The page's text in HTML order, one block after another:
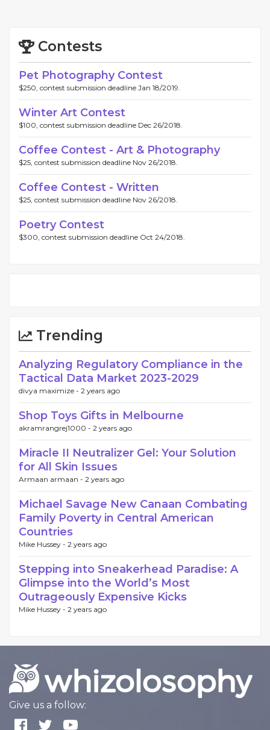
Contests
Pet Photography Contest
$250, contest submission deadline Jan 18/2019.
Winter Art Contest
$100, contest submission deadline Dec 26/2018.
Coffee Contest - Art & Photography
$25, contest submission deadline Nov 26/2018.
Coffee Contest - Written
$25, contest submission deadline Nov 26/2018.
Poetry Contest
$300, contest submission deadline Oct 24/2018.
Trending
Analyzing Regulatory Compliance in the
Tactical Data Market 2023-2029
divya maximize - 2 years ago
Shop Toys Gifts in Melbourne
akramrangrej1000 - 2 years ago
Miracle II Neutralizer Gel: Your Solution
for All Skin Issues
Armaan armaan - 2 years ago
Michael Savage New Canaan Combating
Family Poverty in Central American
Countries
Mike Hussey - 2 years ago
Stepping into Sneakerhead Paradise: A
Glimpse into the World’s Most
Outrageously Expensive Kicks
Mike Hussey - 2 years ago
Give us a follow: